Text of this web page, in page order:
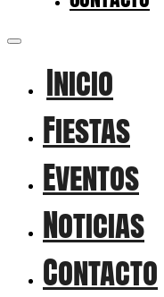
Inicio
Fiestas
Eventos
Noticias
Contacto